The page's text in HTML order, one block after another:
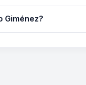
Giménez?